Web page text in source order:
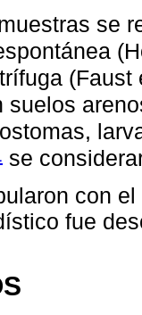
se
(Faust
suelos
se
con el
fue